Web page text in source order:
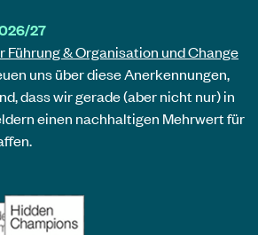
27
Führung & Organisation und Change
uns über diese Anerkennungen,
dass wir gerade (aber nicht nur) in
einen nachhaltigen Mehrwert für